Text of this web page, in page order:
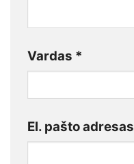
Vardas *
El. pašto adresas